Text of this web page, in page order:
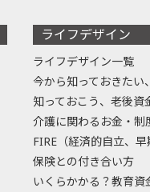
ライフデザイン
ライフデザイン一覧
今から知っておきたい
知っておこう、老後資
介護に関わるお金・制
FIRE（経済的自立、早
保険との付き合い方
いくらかかる？教育